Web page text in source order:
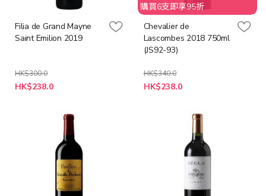
Filia de Grand Mayne
Saint Emilion 2019
HK$300.0
特
殊
HK$238.0
購買6支即享95折
Chevalier de
Lascombes 2018 750ml
(JS92-93)
HK$340.0
特
殊
HK$238.0